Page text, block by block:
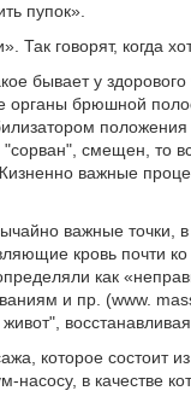
пупок».
говорят, когда
бывает у
брюшной
"сорван", смещен, то
важные
важные точки,
кровь
как
и пр. (www.
которое состоит
насосу, в качестве